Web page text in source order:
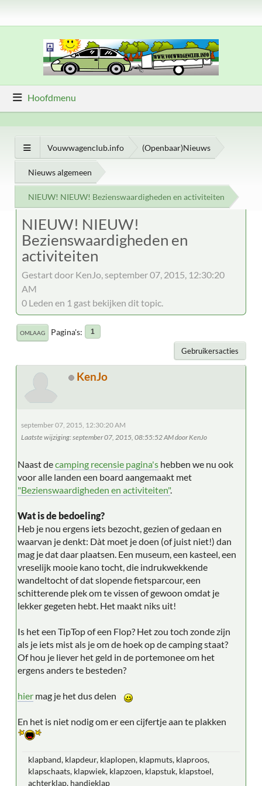
Hoofdmenu
Vouwwagenclub.info (Openbaar)Nieuws
Nieuws algemeen
NIEUW! NIEUW! Bezienswaardigheden en activiteiten
NIEUW! NIEUW!
Bezienswaardigheden en
activiteiten
Gestart door KenJo, september 07, 2015, 12:30:20
AM
0 Leden en 1 gast bekijken dit topic.
OMLAAG Pagina's 1
Gebruikersacties
KenJo
september 07, 2015, 12:30:20 AM
Laatste wijziging: september 07, 2015, 08:55:52 AM door KenJo
Naast decamping recensie pagina's hebben we nu ook
voor alle landen een board aangemaakt met
"Bezienswaardigheden en activiteiten".
Wat is de bedoeling?
Heb je nou ergens iets bezocht, gezien of gedaan en
waarvan je denkt: Dàt moet je doen (of juist niet!) dan
mag je dat daar plaatsen. Een museum, een kasteel, een
vreselijk mooie kano tocht, die indrukwekkende
wandeltocht of dat slopende fietsparcour, een
schitterende plek om te vissen of gewoon omdat je
lekker gegeten hebt. Het maakt niks uit!
Is het een TipTop of een Flop? Het zou toch zonde zijn
als je iets mist als je om de hoek op de camping staat?
Of hou je liever het geld in de portemonee om het
ergens anders te besteden?
hier mag je het dus delen
En het is niet nodig om er een cijfertje aan te plakken
klapband, klapdeur, klaplopen, klapmuts, klaproos,
klapschaats, klapwiek, klapzoen, klapstuk, klapstoel,
achterklap, handjeklap